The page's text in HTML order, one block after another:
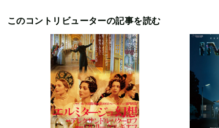
このコントリビューターの記事を読む